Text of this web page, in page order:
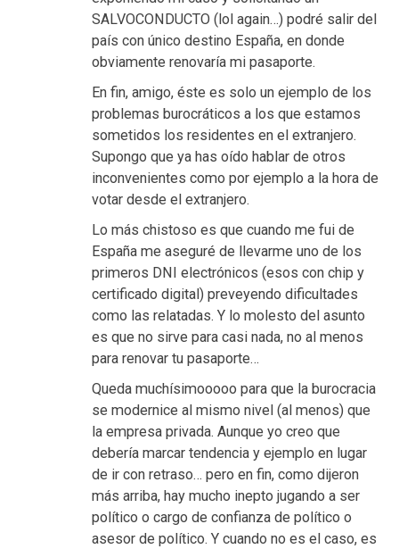
SALVOCONDUCTO (lol again…) podré salir del
país con único destino España, en donde
obviamente renovaría mi pasaporte.
En fin, amigo, éste es solo un ejemplo de los
problemas burocráticos a los que estamos
sometidos los residentes en el extranjero.
Supongo que ya has oído hablar de otros
inconvenientes como por ejemplo a la hora de
votar desde el extranjero.
Lo más chistoso es que cuando me fui de
España me aseguré de llevarme uno de los
primeros DNI electrónicos (esos con chip y
certificado digital) preveyendo dificultades
como las relatadas. Y lo molesto del asunto
es que no sirve para casi nada, no al menos
para renovar tu pasaporte…
Queda muchísimooooo para que la burocracia
se modernice al mismo nivel (al menos) que
la empresa privada. Aunque yo creo que
debería marcar tendencia y ejemplo en lugar
de ir con retraso… pero en fin, como dijeron
más arriba, hay mucho inepto jugando a ser
político o cargo de confianza de político o
asesor de político. Y cuando no es el caso, es